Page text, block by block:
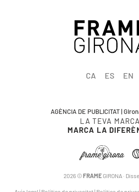
CA ES EN
AGÈNCIA DE PUBLICITAT |
LA TEVA
MARCA LA
2026 ©FRAME GIRONA ·